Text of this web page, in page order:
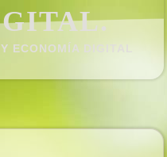
ECONOMÍ­A DIGITAL